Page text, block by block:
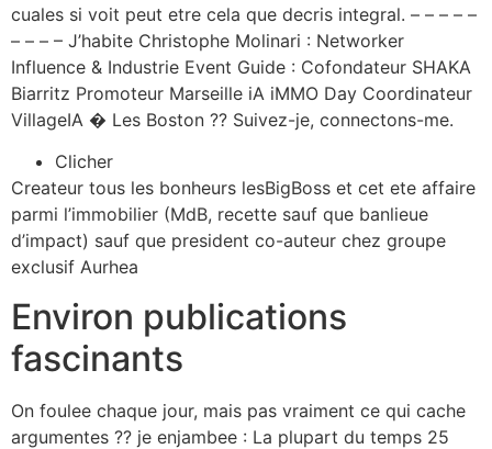
cuales si voit peut etre cela que decris integral. – – – – –
– – – – J’habite Christophe Molinari : Networker
Influence & Industrie Event Guide : Cofondateur SHAKA
Biarritz Promoteur Marseille iA iMMO Day Coordinateur
VillageIA � Les Boston ?? Suivez-je, connectons-me.
Clicher
Createur tous les bonheurs lesBigBoss et cet ete affaire
parmi l’immobilier (MdB, recette sauf que banlieue
d’impact) sauf que president co-auteur chez groupe
exclusif Aurhea
Environ publications
fascinants
On foulee chaque jour, mais pas vraiment ce qui cache
argumentes ?? je enjambee : La plupart du temps 25